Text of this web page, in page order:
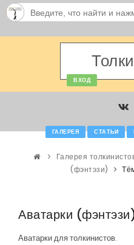
ВХОД
ГАЛЕРЕЯ СТАТЬИ
Галерея
(фэнтэзи)
Аватарки
Аватарки для толкинистов.